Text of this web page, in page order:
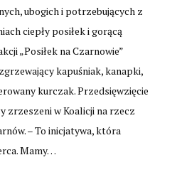
ubogich i potrzebujących z
ciepły posiłek i gorącą
„Posiłek na Czarnowie”
kapuśniak, kanapki,
kurczak. Przedsięwzięcie
zrzeszeni w Koalicji na rzecz
– To inicjatywa, która
Mamy…